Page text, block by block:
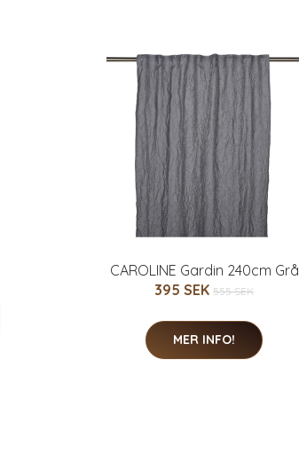
CAROLINE Gardin 240cm Grå
395 SEK 555 SEK
MER INFO!